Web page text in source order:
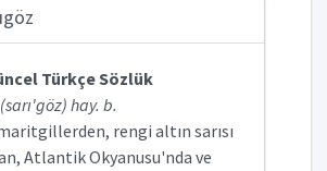
Türkçe Sözlük
hay. b.
rengi altın sarısı
Atlantik Okyanusu'nda ve